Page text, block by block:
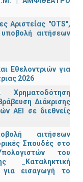
Αριστείας "OTS",
αιτήσεων
Εθελοντριών για
2026
Διάκρισης
ΑΕΙ σε διεθνείς
αιτήσεων
Σπουδές στο
του
_Καταληκτική
για εισαγωγή το